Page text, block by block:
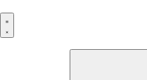
к
содержимому